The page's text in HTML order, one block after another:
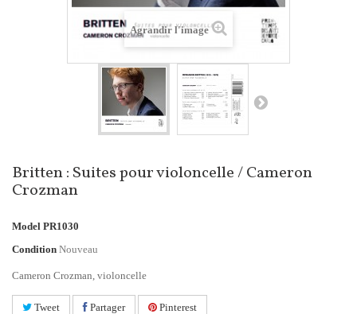
Agrandir l'image
Britten : Suites pour violoncelle / Cameron
Crozman
Model PR1030
Condition Nouveau
Cameron Crozman, violoncelle
Tweet Partager Pinterest